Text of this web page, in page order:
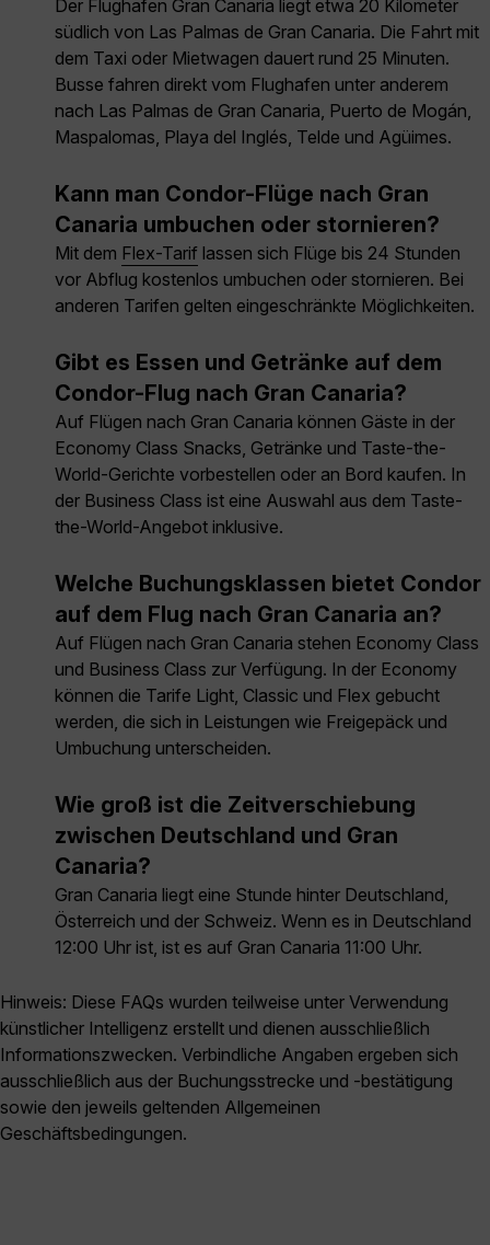
Der Flughafen Gran Canaria liegt etwa 20 Kilometer
südlich von Las Palmas de Gran Canaria. Die Fahrt mit
dem Taxi oder Mietwagen dauert rund 25 Minuten.
Busse fahren direkt vom Flughafen unter anderem
nach Las Palmas de Gran Canaria, Puerto de Mogán,
Maspalomas, Playa del Inglés, Telde und Agüimes.
Kann man Condor-Flüge nach Gran
Canaria umbuchen oder stornieren?
Mit dem Flex-Tarif lassen sich Flüge bis 24 Stunden
vor Abflug kostenlos umbuchen oder stornieren. Bei
anderen Tarifen gelten eingeschränkte Möglichkeiten.
Gibt es Essen und Getränke auf dem
Condor-Flug nach Gran Canaria?
Auf Flügen nach Gran Canaria können Gäste in der
Economy Class Snacks, Getränke und Taste-the-
World-Gerichte vorbestellen oder an Bord kaufen. In
der Business Class ist eine Auswahl aus dem Taste-
the-World-Angebot inklusive.
Welche Buchungsklassen bietet Condor
auf dem Flug nach Gran Canaria an?
Auf Flügen nach Gran Canaria stehen Economy Class
und Business Class zur Verfügung. In der Economy
können die Tarife Light, Classic und Flex gebucht
werden, die sich in Leistungen wie Freigepäck und
Umbuchung unterscheiden.
Wie groß ist die Zeitverschiebung
zwischen Deutschland und Gran
Canaria?
Gran Canaria liegt eine Stunde hinter Deutschland,
Österreich und der Schweiz. Wenn es in Deutschland
12:00 Uhr ist, ist es auf Gran Canaria 11:00 Uhr.
Hinweis: Diese FAQs wurden teilweise unter Verwendung
künstlicher Intelligenz erstellt und dienen ausschließlich
Informationszwecken. Verbindliche Angaben ergeben sich
ausschließlich aus der Buchungsstrecke und -bestätigung
sowie den jeweils geltenden Allgemeinen
Geschäftsbedingungen.